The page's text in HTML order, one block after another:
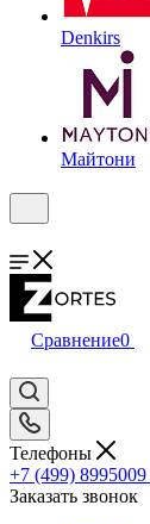
Denkirs
Майтони
Сравнение0
Телефоны
+7 (499) 8995009
Заказать звонок